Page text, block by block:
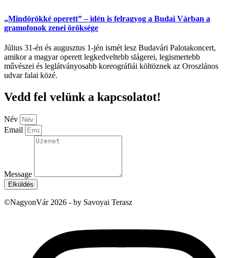
„Mindörökké operett” – idén is felragyog a Budai Várban a
gramofonok zenei öröksége
Július 31-én és augusztus 1-jén ismét lesz Budavári Palotakoncert,
amikor a magyar operett legkedveltebb slágerei, legismertebb
művészei és leglátványosabb koreográfiái költöznek az Oroszlános
udvar falai közé.
Vedd fel velünk a kapcsolatot!
Név
Email
Message
Elküldés
©NagyonVár 2026 - by Savoyai Terasz